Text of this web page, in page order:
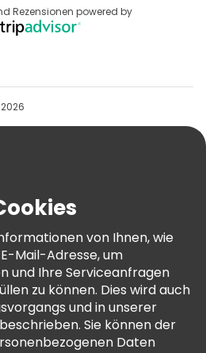
Rezensionen powered by
von Ihnen, wie
Mail-Adresse, um
und Ihre Serviceanfragen
zu können. Dies wird auch
und in unserer
beschrieben. Sie können der
Daten